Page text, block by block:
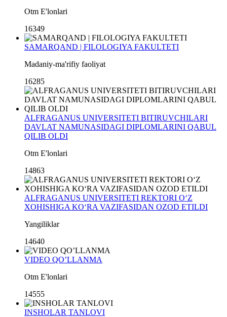
Otm E'lonlari
16349
SAMARQAND | FILOLOGIYA FAKULTETI
Madaniy-ma'rifiy faoliyat
16285
ALFRAGANUS UNIVERSITETI BITIRUVCHILARI
DAVLAT NAMUNASIDAGI DIPLOMLARINI QABUL
QILIB OLDI
Otm E'lonlari
14863
ALFRAGANUS UNIVERSITETI REKTORI O‘Z
XOHISHIGA KO‘RA VAZIFASIDAN OZOD ETILDI
Yangiliklar
14640
VIDEO QO’LLANMA
Otm E'lonlari
14555
INSHOLAR TANLOVI